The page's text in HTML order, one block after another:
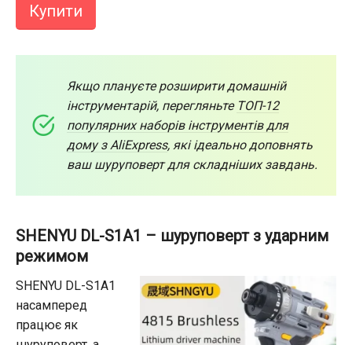
Купити
Якщо плануєте розширити домашній
інструментарій, перегляньте ТОП-12
популярних наборів інструментів для
дому з AliExpress, які ідеально доповнять
ваш шуруповерт для складніших завдань.
SHENYU DL-S1A1 – шуруповерт з ударним
режимом
SHENYU DL-S1A1
насамперед
працює як